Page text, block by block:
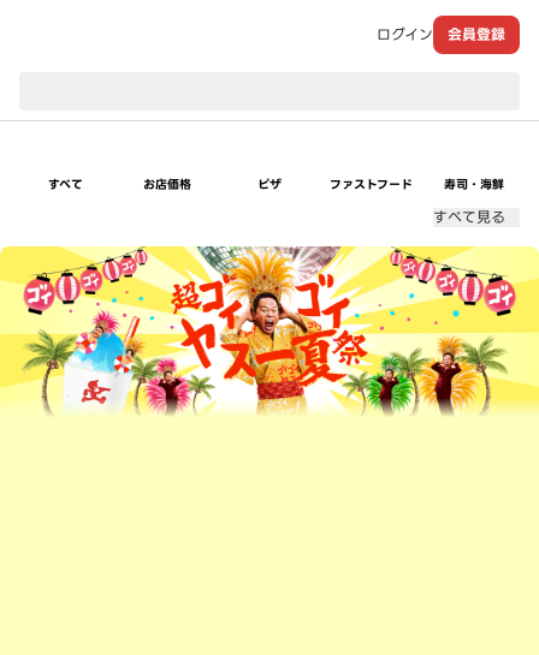
ログイン 会員登録
すべて お店価格 ピザ ファストフード 寿司・海鮮
すべて見る
超ゴイゴイヤスー夏祭